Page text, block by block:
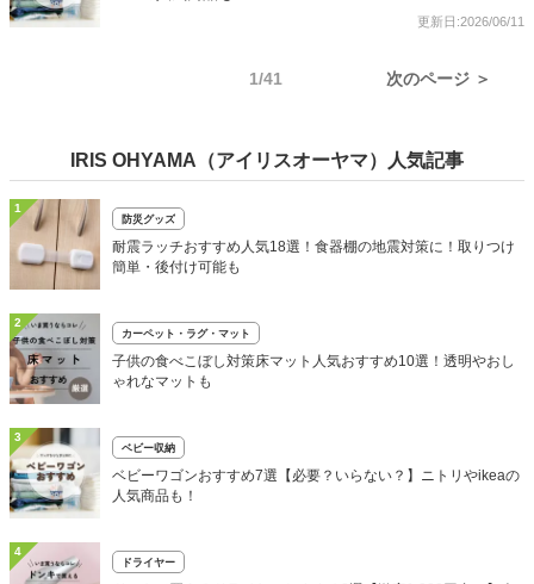
更新日:2026/06/11
1/41 次のページ ＞
IRIS OHYAMA（アイリスオーヤマ）人気記事
1
防災グッズ
耐震ラッチおすすめ人気18選！食器棚の地震対策に！取りつけ
簡単・後付け可能も
2
カーペット・ラグ・マット
子供の食べこぼし対策床マット人気おすすめ10選！透明やおし
ゃれなマットも
3
ベビー収納
ベビーワゴンおすすめ7選【必要？いらない？】ニトリやikeaの
人気商品も！
4
ドライヤー